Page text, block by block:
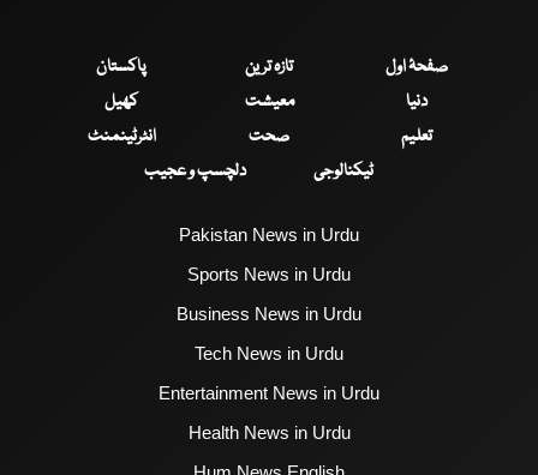
صفحۂ اول تازہ ترین
پاکستان
دنیا
معیشت
کھیل
تعلیم
صحت
انٹرٹینمنٹ
ٹیکنالوجی
دلچسپ و عجیب
Pakistan News in Urdu
Sports News in Urdu
Business News in Urdu
Tech News in Urdu
Entertainment News in Urdu
Health News in Urdu